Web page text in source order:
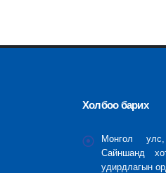
Холбоо барих
Монгол
Сайншанд
удирдлагын